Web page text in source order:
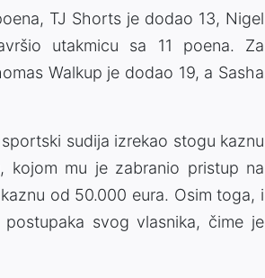
TJ Shorts je dodao 13, Nigel
utakmicu sa 11 poena. Za
Walkup je dodao 19, a Sasha
sudija izrekao stogu kaznu
kojom mu je zabranio pristup na
od 50.000 eura. Osim toga, i
svog vlasnika, čime je